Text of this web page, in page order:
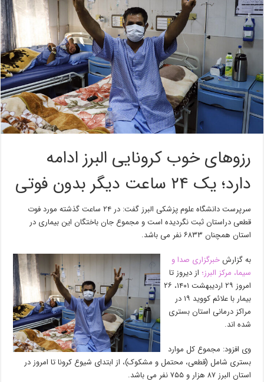
رزو‌های خوب کرونایی البرز ادامه
دارد؛ یک ۲۴ ساعت دیگر بدون فوتی
️سرپرست ‌دانشگاه علوم پزشکی البرز گفت: در ۲۴ ساعت گذشته مورد فوت
قطعی دراستان ثبت نگردیده است و مجموع جان باختگان این بیماری در
استان همچنان ۶۸۳۳ نفر می باشد.
به گزارشخبرگزاری صدا و
سیما، مرکز البرز؛ از دیروز تا
امروز ۲۹ اردیبهشت ۱۴۰۱، ۲۶
بیمار با علائم ‌كووید ۱۹ در
مراكز درمانی استان بستری
شده اند.
وی افزود: مجموع کل موارد
بستری شامل (قطعی، محتمل و مشکوک)، از ابتدای شیوع کرونا تا امروز در
استان البرز ۸۷ هزار و ۷۵۵ نفر می باشد.